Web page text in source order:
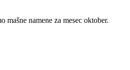
mašne namene za mesec oktober.